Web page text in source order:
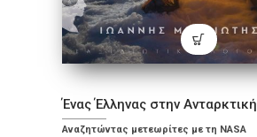
Ένας Έλληνας στην
Αναζητώντας μετεωρίτες με τη NASA